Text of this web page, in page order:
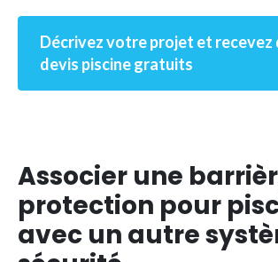
Décrivez votre projet et recevez
devis piscine gratuits
Associer une
protection pour
avec un autre